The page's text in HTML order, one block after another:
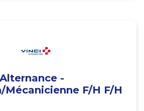
Alternance -
Mécanicienne F/H F/H